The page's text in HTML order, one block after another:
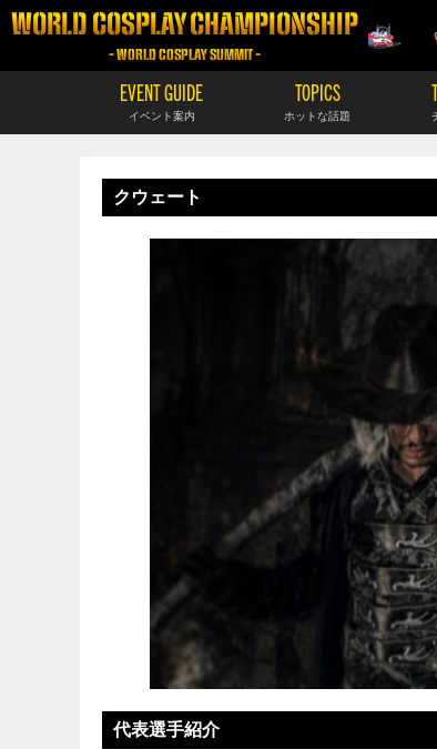
WORLD COSPLAY CHAMPIONSHIP
- WORLD COSPLAY SUMMIT -
EVENT GUIDE
イベント案内
TOPICS
ホットな話題
クウェート
代表選手紹介